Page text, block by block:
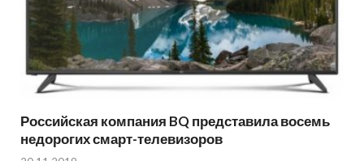
Российская компания BQ представила восемь
недорогих смарт-телевизоров